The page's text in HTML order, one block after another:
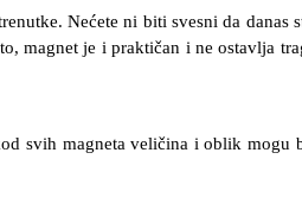
Nećete ni biti svesni da danas
je i praktičan i ne ostavlja
svih magneta veličina i oblik mogu